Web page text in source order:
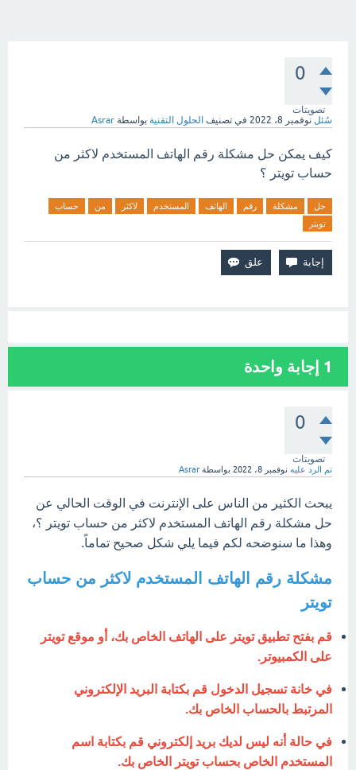
0
تصويتات
سُئل نوفمبر 8، 2022 في تصنيف الحلول التقنية بواسطة Asrar
كيف يمكن حل مشكلة رقم الهاتف المستخدم لاكثر من
حساب تويتر ؟
حل مشكلة رقم الهاتف المستخدم لاكثر من
حساب
تويتر
1 إجابة واحدة
0
تصويتات
تم الرد عليه نوفمبر 8، 2022 بواسطة Asrar
يبحث الكثير من الناس على الإنترنت في الوقت الحالي عن
حل مشكلة رقم الهاتف المستخدم لاكثر من حساب تويتر ؟،
وهذا ما سنوضحه لكم فيما يلي شكل صحيح تماماً.
مشكلة رقم الهاتف المستخدم لاكثر من حساب
تويتر
قم بفتح تطبيق تويتر على الهاتف الخاص بك، أو موقع تويتر
على الكمبيوتر.
في خانة تسجيل الدخول قم بكتابة البريد الإلكتروني
المرتبط بالحساب الخاص بك.
في حالة أنه ليس لديك بريد إلكتروني قم بكتابة اسم
المستخدم الخاص بحساب تويتر الخاص بك.